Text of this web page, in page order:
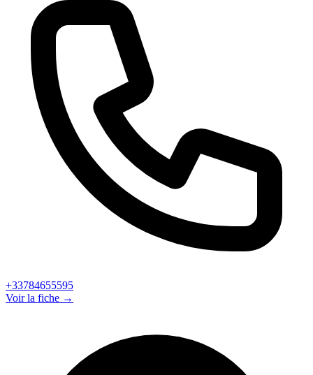
+33784655595
Voir la fiche →